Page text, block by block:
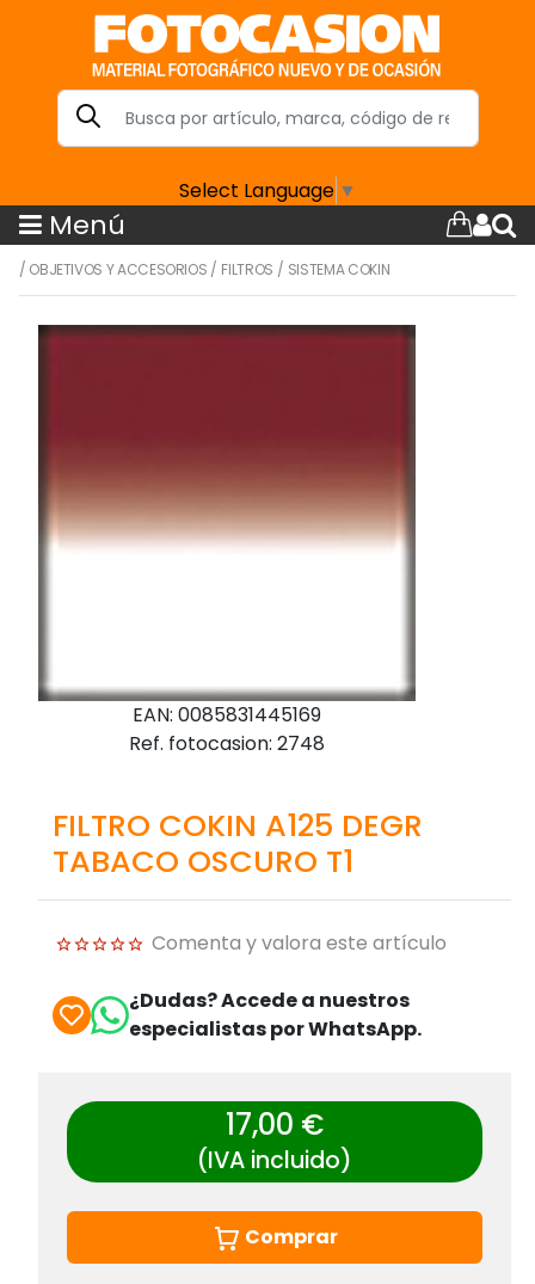
Select Language ▼
Menú
/ OBJETIVOS Y ACCESORIOS / FILTROS / SISTEMA COKIN
EAN: 0085831445169
Ref. fotocasion: 2748
FILTRO COKIN A125 DEGR
TABACO OSCURO T1
Comenta y valora este artículo
¿Dudas? Accede a nuestros
especialistas por WhatsApp.
17,00 €
(IVA incluido)
Comprar